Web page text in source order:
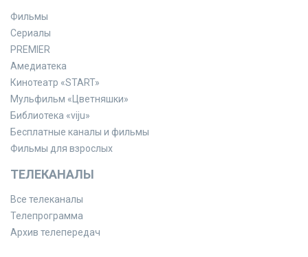
Фильмы
Сериалы
PREMIER
Амедиатека
Кинотеатр «START»
Мульфильм «Цветняшки»
Библиотека «viju»
Бесплатные каналы и фильмы
Фильмы для взрослых
ТЕЛЕКАНАЛЫ
Все телеканалы
Телепрограмма
Архив телепередач